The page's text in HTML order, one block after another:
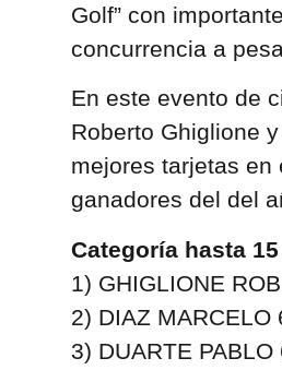
Golf” con
concurrencia a
En este evento de
Roberto Ghiglione
mejores tarjetas en
ganadores del del
Categoría hasta
1) GHIGLIONE
2) DIAZ MARCELO
3) DUARTE PABLO